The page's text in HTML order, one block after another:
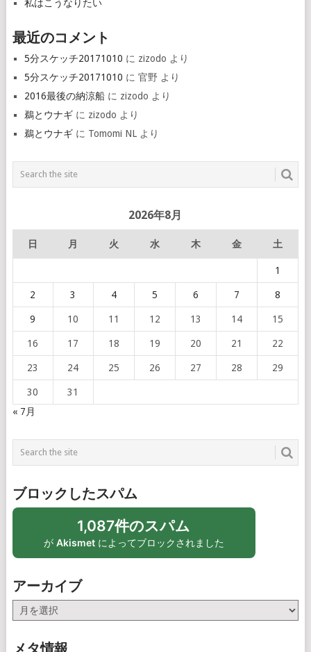
私はこうなりたい
最近のコメント
5分スケッチ20171010 に zizodo より
5分スケッチ20171010 に 官野 より
2016最後の納涼船に zizodo より
鵜とウナギに zizodo より
鵜とウナギに Tomomi NLより
2026年8月
日 月 火 水 木 金 土
1
2 3 4 5 6 7 8
9 10 11 12 13 14 15
16 17 18 19 20 21 22
23 24 25 26 27 28 29
30
31
« 7月
ブロックしたスパム
1,087件のスパム
が Akismetによってブロックされました
アーカイブ
ー
イ
メタ情報